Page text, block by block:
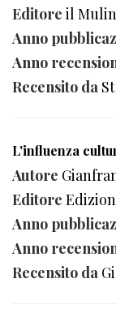
Editore il
Anno
Anno
Recensito da
L'influenza
Autore
Editore
Anno
Anno
Recensito da